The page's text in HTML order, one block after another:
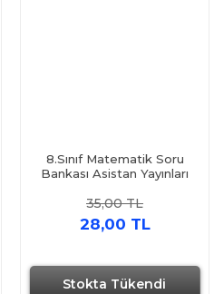
Stokta Tükendi
8.Sınıf Matematik Soru
Bankası Asistan Yayınları
35,00 TL
28,00 TL